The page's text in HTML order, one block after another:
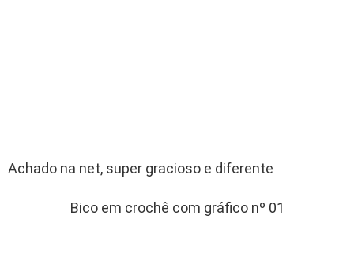
Achado na net, super gracioso e diferente
Bico em crochê com gráfico nº 01